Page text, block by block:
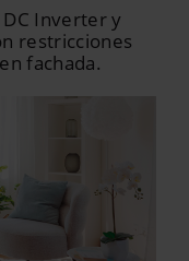
Inverter y
restricciones
fachada.